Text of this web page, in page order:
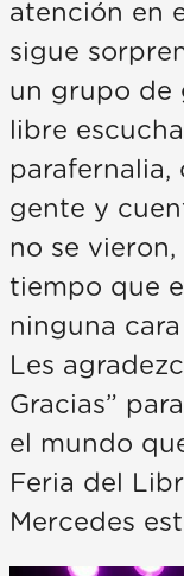
atención en
sigue
un grupo de
libre
parafernalia,
gente y
no se vieron,
tiempo que
ninguna
Les
Gracias”
el mundo
Feria del
Mercedes